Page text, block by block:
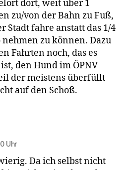
dort, weit über 1
zu/von der Bahn zu Fuß,
Stadt fahre anstatt das 1/4
zu können. Dazu
Fahrten noch, das es
den Hund im ÖPNV
der meistens überfüllt
auf den Schoß.
Uhr
Da ich selbst nicht